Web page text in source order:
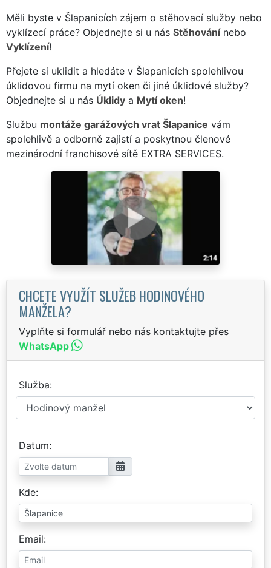
Měli byste v Šlapanicích zájem o stěhovací služby nebo
vyklízecí práce? Objednejte si u nás Stěhovánínebo
Vyklízení!
Přejete si uklidit a hledáte v Šlapanicích spolehlivou
úklidovou firmu na mytí oken či jiné úklidové služby?
Objednejte si u nás Úklidy a Mytí oken!
Službu montáže garážových vrat Šlapanice vám
spolehlivě a odborně zajistí a poskytnou členové
mezinárodní franchisové sítě EXTRA SERVICES.
CHCETE VYUŽÍT SLUŽEB HODINOVÉHO
MANŽELA?
Vyplňte si formulář nebo nás kontaktujte přes
WhatsApp
Služba
Datum
Kde
Email